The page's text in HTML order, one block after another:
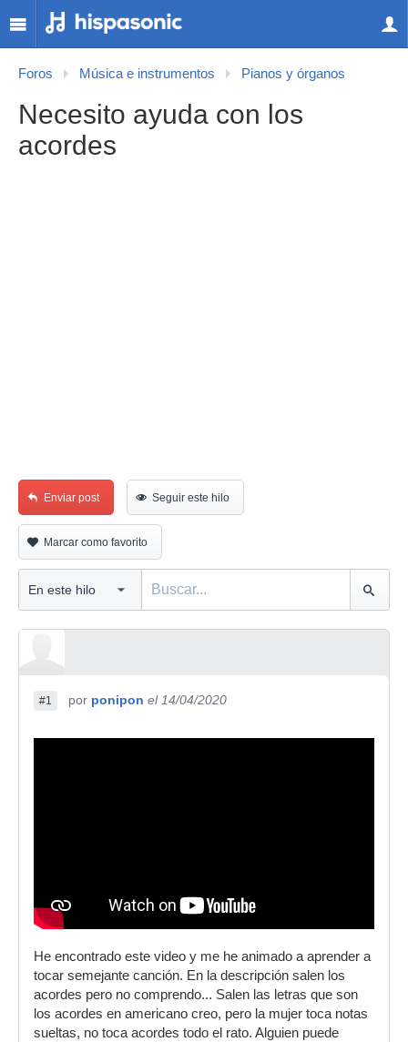
Foros Música e instrumentos Pianos y órganos
Necesito ayuda con los
acordes
Enviar post Seguir este hilo
Marcar como favorito
#1 por ponipon el 14/04/2020
He encontrado este video y me he animado a aprender a
tocar semejante canción. En la descripción salen los
acordes pero no comprendo... Salen las letras que son
los acordes en americano creo, pero la mujer toca notas
sueltas, no toca acordes todo el rato. Alguien puede